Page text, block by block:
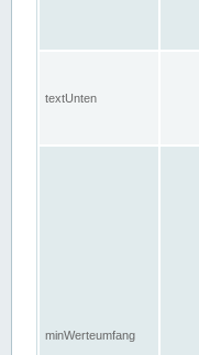
textUnten
minWerteumfang